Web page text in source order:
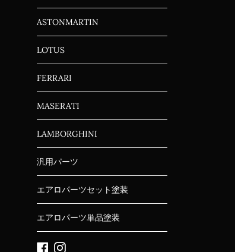
ASTONMARTIN
LOTUS
FERRARI
MASERATI
LAMBORGHINI
汎用パーツ
エアロパーツセット塗装
エアロパーツ単品塗装
FacebookInstagram